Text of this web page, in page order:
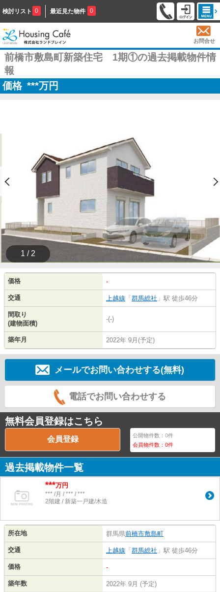
検討リスト 0 最近見た物件 0
お問合せ
前橋市敷島町新築住宅 1期①の過去掲載物件情
報
価格 ***万円
1 / 2
価格 -
交通 上越線 「 群馬総社 」駅 徒歩46分
間取り
(建物面積)
-(-)
築年月 2022年 9月(予定)
メールでお問い合わせする(無料)
電話でお問い合わせする
無料会員登録はこちら
会員登録 公開物件数：0件
会員物件数：0件
過去掲載物件一覧
***万円
*** /月 / *** / ***
2階建 / 新築一戸建/木造
所在地 群馬県前橋市敷島町
交通 上越線 「 群馬総社 」駅 徒歩46分
価格 -
築年数 2022年 9月 (予定)